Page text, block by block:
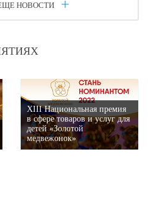
НОВОСТИ
XIII Национальная премия
в сфере товаров и услуг для
детей «Золотой
медвежонок»